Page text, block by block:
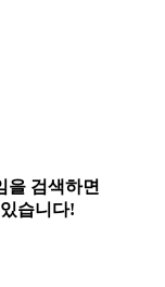
을 검색하면
습니다!